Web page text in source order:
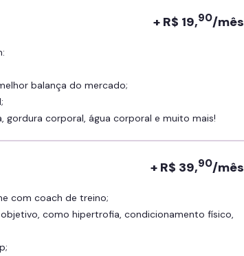
+ R$ 19,90/mês
balança do mercado;
gordura corporal, água corporal e muito mais!
+ R$ 39,90/mês
com coach de treino;
objetivo, como hipertrofia, condicionamento físico,